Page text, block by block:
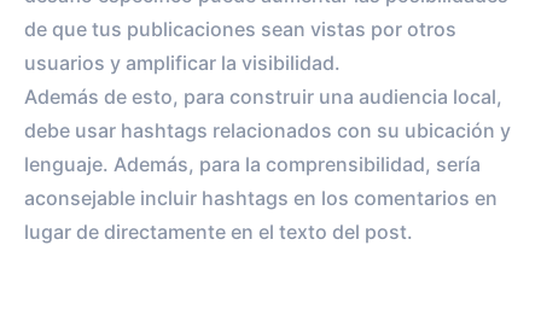
de que tus publicaciones sean vistas por otros
usuarios y amplificar la visibilidad.
Además de esto, para construir una audiencia local,
debe usar hashtags relacionados con su ubicación y
lenguaje. Además, para la comprensibilidad, sería
aconsejable incluir hashtags en los comentarios en
lugar de directamente en el texto del post.